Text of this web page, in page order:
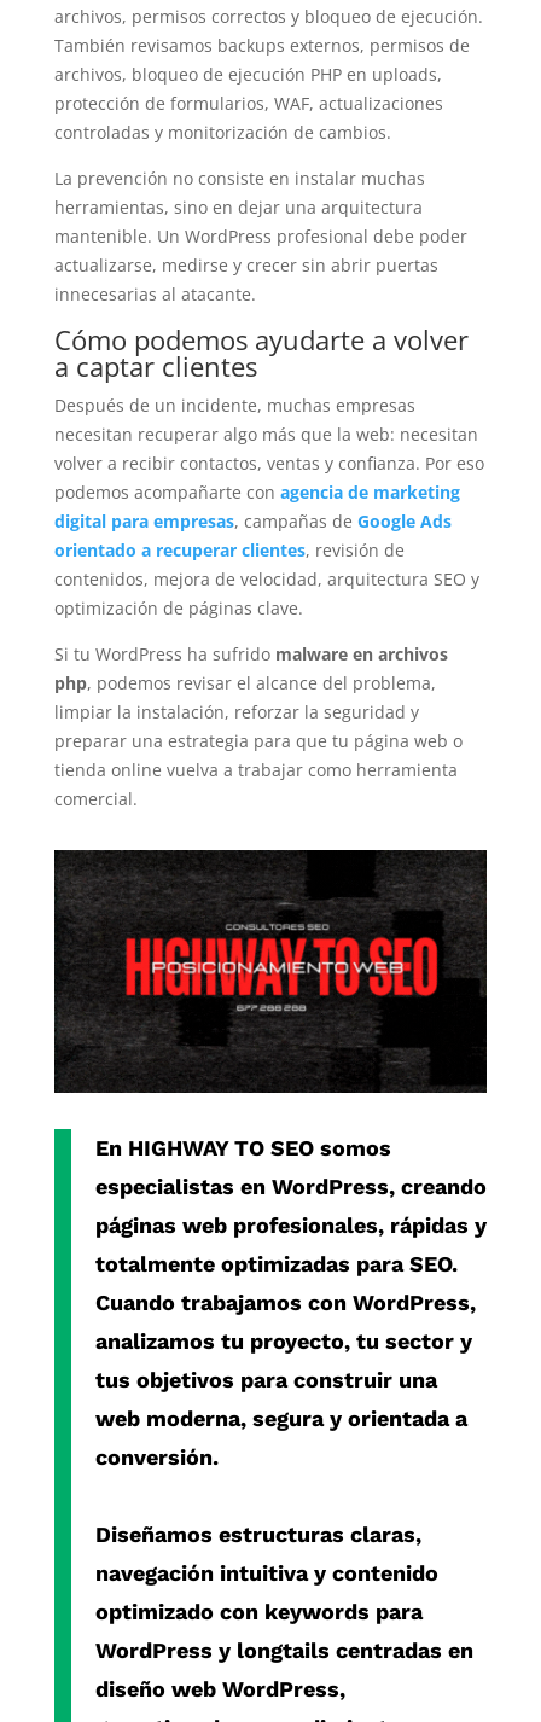
archivos, permisos correctos y bloqueo de ejecución.
También revisamos backups externos, permisos de
archivos, bloqueo de ejecución PHP en uploads,
protección de formularios, WAF, actualizaciones
controladas y monitorización de cambios.
La prevención no consiste en instalar muchas
herramientas, sino en dejar una arquitectura
mantenible. Un WordPress profesional debe poder
actualizarse, medirse y crecer sin abrir puertas
innecesarias al atacante.
Cómo podemos ayudarte a volver
a captar clientes
Después de un incidente, muchas empresas
necesitan recuperar algo más que la web: necesitan
volver a recibir contactos, ventas y confianza. Por eso
podemos acompañarte con agencia de marketing
digital para empresas, campañas de Google Ads
orientado a recuperar clientes, revisión de
contenidos, mejora de velocidad, arquitectura SEO y
optimización de páginas clave.
Si tu WordPress ha sufrido malware en archivos
php, podemos revisar el alcance del problema,
limpiar la instalación, reforzar la seguridad y
preparar una estrategia para que tu página web o
tienda online vuelva a trabajar como herramienta
comercial.
En HIGHWAY TO SEOsomos
especialistas en WordPress, creando
páginas web profesionales, rápidas y
totalmente optimizadas para SEO.
Cuando trabajamos con WordPress,
analizamos tu proyecto, tu sector y
tus objetivos para construir una
web moderna, segura y orientada a
conversión.
Diseñamos estructuras claras,
navegación intuitiva y contenido
optimizado con keywords para
WordPress y longtails centradas en
diseño web WordPress,